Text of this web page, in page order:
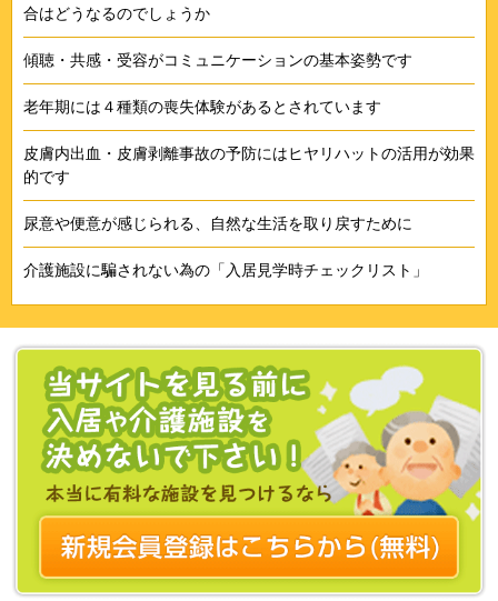
合はどうなるのでしょうか
傾聴・共感・受容がコミュニケーションの基本姿勢です
老年期には４種類の喪失体験があるとされています
皮膚内出血・皮膚剥離事故の予防にはヒヤリハットの活用が効果
的です
尿意や便意が感じられる、自然な生活を取り戻すために
介護施設に騙されない為の「入居見学時チェックリスト」